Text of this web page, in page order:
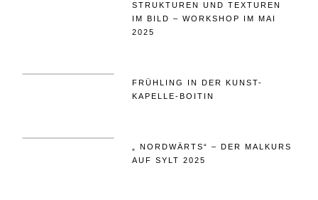
STRUKTUREN UND TEXTUREN
IM BILD – WORKSHOP IM MAI
2025
FRÜHLING IN DER KUNST-
KAPELLE-BOITIN
„ NORDWÄRTS“ – DER MALKURS
AUF SYLT 2025